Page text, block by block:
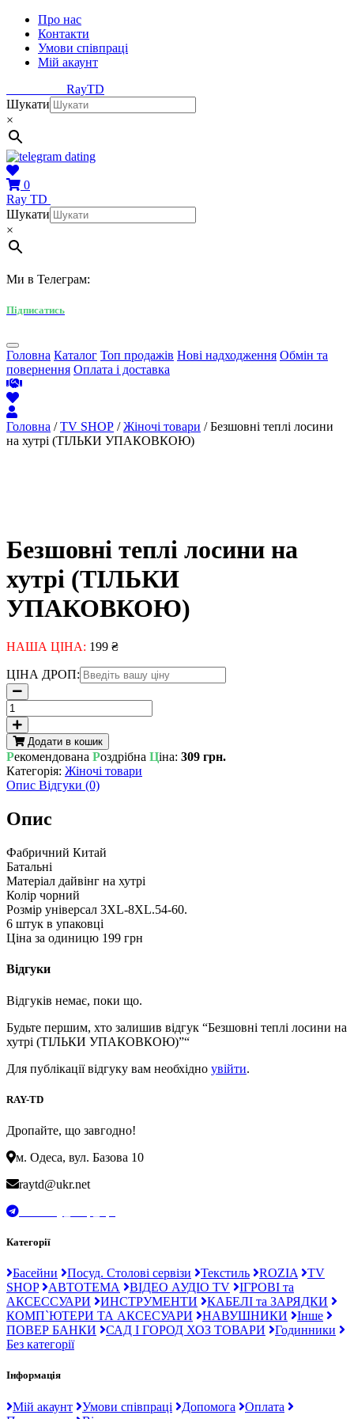
Про нас
Контакти
Умови співпраці
Мій акаунт
RayTD
Шукати
×
0
Ray TD
Шукати
×
Ми в Телеграм:
Підписатись
Головна Каталог Топ продажів Нові надходження Обмін та
повернення Оплата і доставка
Головна /TV SHOP /Жіночі товари / Безшовні теплі лосини
на хутрі (ТІЛЬКИ УПАКОВКОЮ)
Безшовні теплі лосини на
хутрі (ТІЛЬКИ
УПАКОВКОЮ)
НАША ЦІНА: 199 ₴
ЦІНА ДРОП:
Безшовні
теплі
лосини
на
хутрі
(ТІЛЬКИ
УПАКОВКОЮ)
Додати в кошик
Рекомендована Роздрібна Ціна: 309 грн.
Категорія: Жіночі товари
Опис Відгуки (0)
Опис
Фабричний Китай
Батальні
Матеріал дайвінг на хутрі
Колір чорний
Розмір універсал 3XL-8XL.54-60.
6 штук в упаковці
Ціна за одиницю 199 грн
Відгуки
Відгуків немає, поки що.
Будьте першим, хто залишив відгук “Безшовні теплі лосини на
хутрі (ТІЛЬКИ УПАКОВКОЮ)”“
Для публікації відгуку вам необхідно увійти.
RAY-TD
Дропайте, що завгодно!
м. Одеса, вул. Базова 10
raytd@ukr.net
Категорії
Басейни Посуд. Столові сервізи Текстиль ROZIA
TV
SHOP
АВТОТЕМА ВІДЕО АУДІО TV
ІГРОВІ та
АКСЕССУАРИ
ИНСТРУМЕНТИ
КАБЕЛІ та ЗАРЯДКИ
КОМП`ЮТЕРИ ТА АКСЕСУАРИ
НАВУШНИКИ
Інше
ПОВЕР БАНКИ
САД І ГОРОД ХОЗ ТОВАРИ
Годинники
Без категорії
Інформація
Мій акаунт Умови співпраці Допомога
Оплата